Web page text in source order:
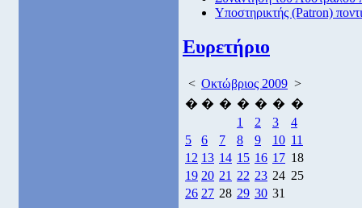
Υποστηρικτής (Patron)
Ευρετήριο
< Οκτώβριος 2009 >
� � � � � � �
1
2 3
4
5
6 7 8 9 10 11
12 13 14 15 16 17 18
19 20 21 22 23 24 25
26 27 28 29 30 31